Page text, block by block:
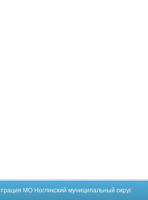
МО Ногликский муниципальный округ